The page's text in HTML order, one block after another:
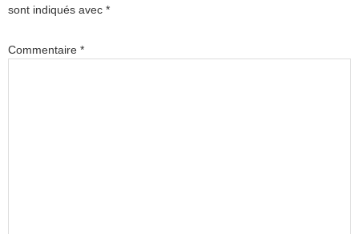
sont indiqués avec *
Commentaire *